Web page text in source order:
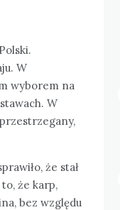
W
wyborem na
W
że stał
że karp,
bez względu